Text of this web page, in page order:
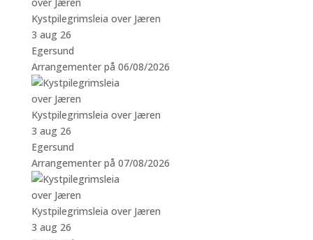
Kystpilegrimsleia over Jæren
3 aug 26
Egersund
Arrangementer på 06/08/2026
Kystpilegrimsleia over Jæren
3 aug 26
Egersund
Arrangementer på 07/08/2026
Kystpilegrimsleia over Jæren
3 aug 26